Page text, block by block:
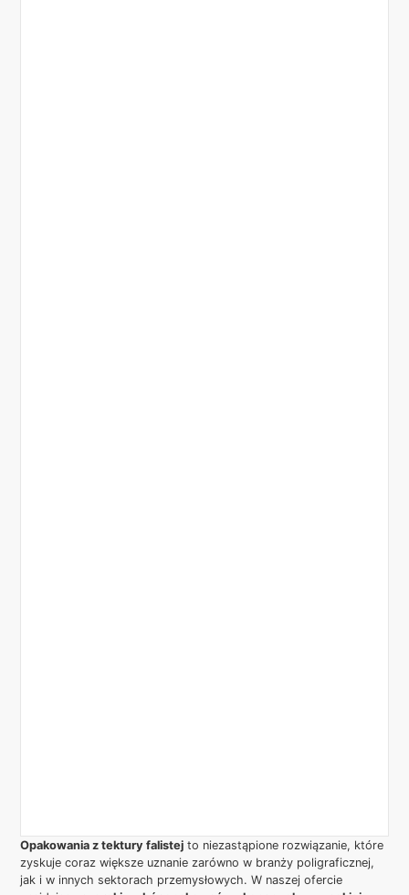
Opakowania z tektury falistej to niezastąpione rozwiązanie, które
zyskuje coraz większe uznanie zarówno w branży poligraficznej,
jak i w innych sektorach przemysłowych. W naszej ofercie